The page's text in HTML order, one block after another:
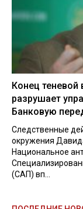
Конец теневой
разрушает
Банковую
Следственные
окружения
Национальное
(САП) вп...